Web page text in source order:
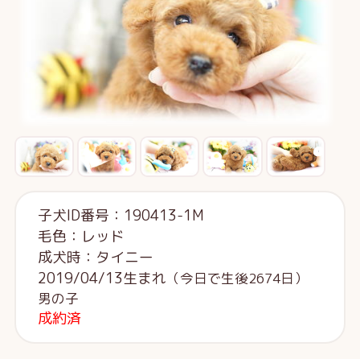
子犬ID番号：190413-1M
毛色：レッド
成犬時：タイニー
2019/04/13生まれ （今日で生後2674日）
男の子
成約済